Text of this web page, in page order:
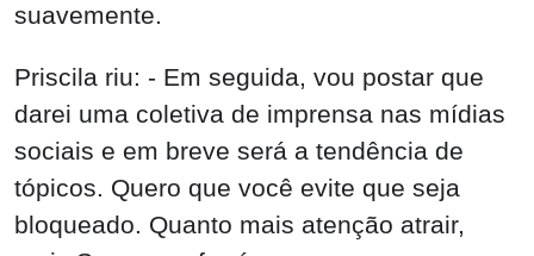
suavemente.
Priscila riu: - Em seguida, vou postar que
darei uma coletiva de imprensa nas mídias
sociais e em breve será a tendência de
tópicos. Quero que você evite que seja
bloqueado. Quanto mais atenção atrair,